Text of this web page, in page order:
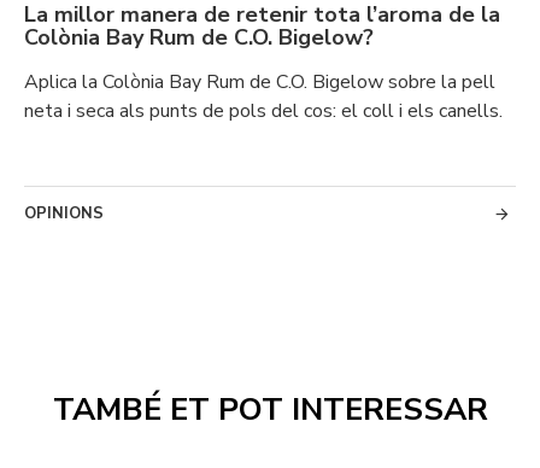
TAMBÉ ET POT INTERESSAR
La millor manera de retenir tota l’aroma de la
Colònia Bay Rum de C.O. Bigelow?
Aplica la Colònia Bay Rum de C.O. Bigelow sobre la pell
neta i seca als punts de pols del cos: el coll i els canells.
OPINIONS